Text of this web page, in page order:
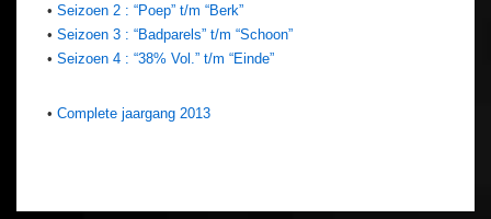
• Seizoen 2 : “Poep” t/m “Berk”
• Seizoen 3 : “Badparels” t/m “Schoon”
• Seizoen 4 : “38% Vol.” t/m “Einde”
• Complete jaargang 2013